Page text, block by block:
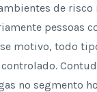
de risco
pessoas
motivo, todo
no segmento